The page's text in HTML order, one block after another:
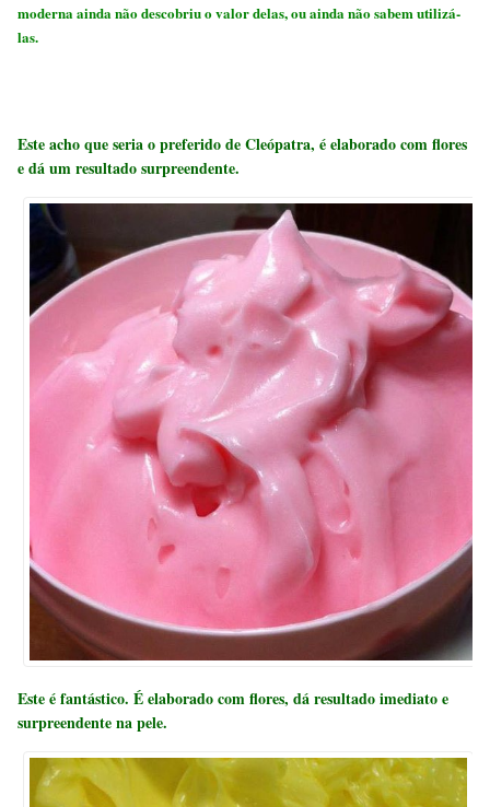
moderna ainda não descobriu o valor delas, ou ainda não sabem utilizá-
las.
Esteacho que seria o preferido de Cleópatra, é elaborado com flores
e dá um resultado surpreendente.
Este é fantástico.É elaborado com flores, dá resultado imediato e
surpreendente na pele.